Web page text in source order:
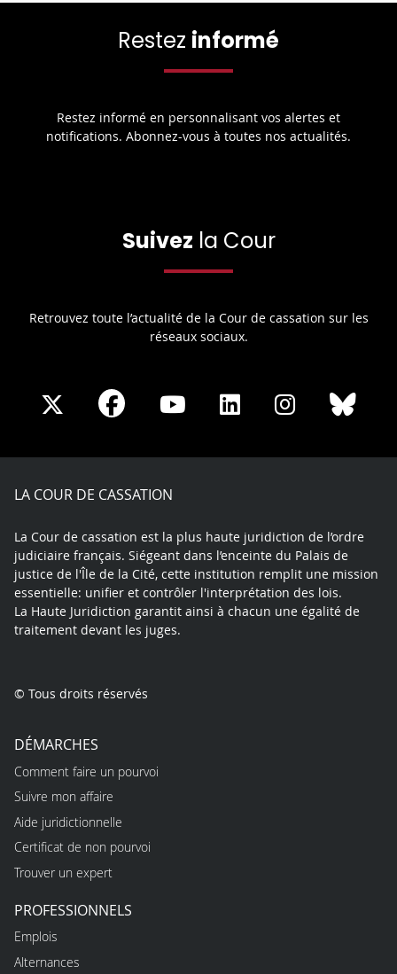
Restez informé
Restez informé en personnalisant vos alertes et
notifications. Abonnez-vous à toutes nos actualités.
Suivez la Cour
Retrouvez toute l’actualité de la Cour de cassation sur les
réseaux sociaux.
Share
X
Share
Facebook
Share
Youtube
Share
LinkedIn
Share
Instagram
LA COUR DE CASSATION
La Cour de cassation est la plus haute juridiction de l’ordre
judiciaire français. Siégeant dans l’enceinte du Palais de
justice de l'Île de la Cité, cette institution remplit une mission
essentielle: unifier et contrôler l'interprétation des lois.
La Haute Juridiction garantit ainsi à chacun une égalité de
traitement devant les juges.
© Tous droits réservés
DÉMARCHES
Comment faire un pourvoi
Suivre mon affaire
Aide juridictionnelle
Certificat de non pourvoi
Trouver un expert
PROFESSIONNELS
Emplois
Alternances